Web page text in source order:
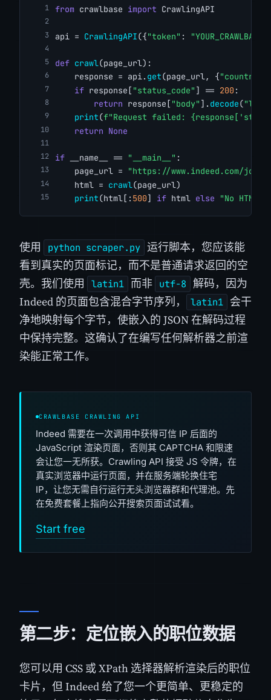
from crawlbase import CrawlingAPI
api = CrawlingAPI({"token" :
def crawl(page_url):
    response = api.
get(page_url, {"country"
if response[ "status_code" ] == 200 :
return response[ "body" ]. decode(
print(f"Request failed:
return None
if __name__ == "__main__" :
    page_url =
"https://www.indeed.com/
    html =
crawl(page_url)
print(html[:500] if html else "No HTML
使用 python scraper.py 运行脚本，您应该能
看到真实的页面标记，而不是普通请求返回的空
壳。我们使用
latin1 而非 utf-8 解码，因为
Indeed 的页面包含混合字节序列，
latin1 会干
净地映射每个字节，使嵌入的 JSON 在解码过程
中保持完整。这确认了在编写任何解析器之前渲
染能正常工作。
CRAWLBASE CRAWLING API
Indeed 需要在一次调用中获得可信 IP 后面的
JavaScript 渲染页面，否则其 CAPTCHA 和限速
会让您一无所获。Crawling API 接受 JS 令牌，在
真实浏览器中运行页面，并在服务端轮换住宅
IP，让您无需自行运行无头浏览器群和代理池。先
在免费套餐上指向公开搜索页面试试看。
Start free
第二步：定位嵌入的职位数据
您可以用 CSS 或 XPath 选择器解析渲染后的职位
卡片，但 Indeed 给了您一个更简单、更稳定的